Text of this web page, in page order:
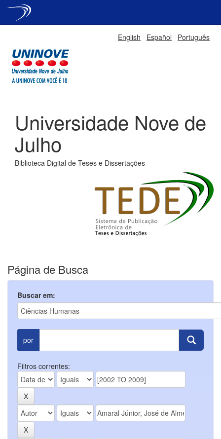
English Español Português
Universidade Nove de
Julho
Biblioteca Digital de Teses e Dissertações
Página de Busca
Buscar em:
por
Filtros correntes: